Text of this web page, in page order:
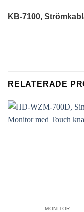
KB-7100,
RELATERADE
MONITOR